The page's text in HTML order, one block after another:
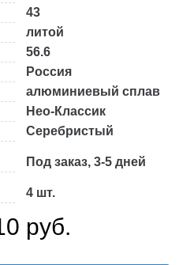
43
литой
56.6
Россия
алюминиевый сплав
Нео-Классик
Серебристый
Под заказ, 3-5 дней
4 шт.
руб.